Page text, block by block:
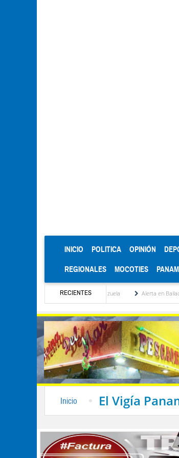
INICIO (CURRENT)
POLITICA OPINIÓN
REGIONALES MOCOTIES
RECIENTES
de Venezuela Alerta en Bailadores: Denuncian
Inicio El Vigía